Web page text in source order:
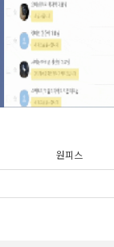
원피스